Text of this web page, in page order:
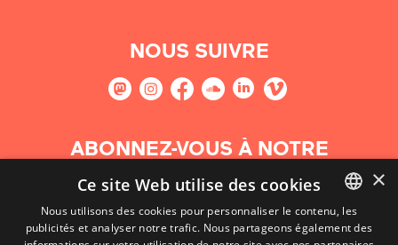
NOUS SUIVRE
ABONNEZ-VOUS À NOTRE
NEWSLETTER
S'abonner
BASQUE
×
Ce site Web utilise des cookies
Nous utilisons des cookies pour personnaliser le contenu, les
publicités et analyser notre trafic. Nous partageons également des